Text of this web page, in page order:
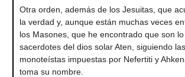
Otra orden, además de los Jesuitas, que
la verdad y, aunque están muchas veces
los Masones, que he encontrado que son
sacerdotes del dios solar Aten, siguiendo
monoteístas impuestas por Nefertiti y
toma su nombre.